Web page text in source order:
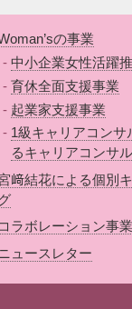
の事業
中小企業女性活躍
育休全面支援事業
起業家支援事業
1級キャリアコンサ
るキャリアコンサ
﨑結花による個別
コラボレーション事業
ュースレター